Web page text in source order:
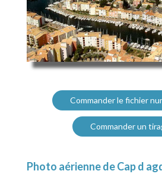
Commander le fichier
Commander un
Photo aérienne de Cap d